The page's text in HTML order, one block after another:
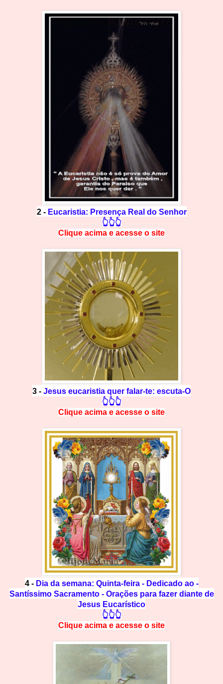
2 - Eucaristia: Presença Real do Senhor
👆👆👆
Clique acima e acesse o site
3 - Jesus eucaristia quer falar-te: escuta-O
👆👆👆
Clique acima e acesse o site
4 - Dia da semana: Quinta-feira - Dedicado ao -
Santíssimo Sacramento - Orações para fazer diante de
Jesus Eucarístico
👆👆👆
Clique acima e acesse o site